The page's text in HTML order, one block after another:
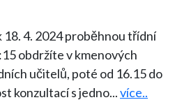
4. 2024 proběhnou třídní
obdržíte v kmenových
učitelů, poté od 16.15 do
konzultací s jedno...více..